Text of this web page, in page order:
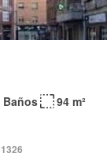
Baños
94 m²